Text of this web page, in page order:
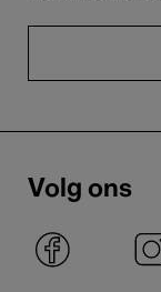
Volg ons